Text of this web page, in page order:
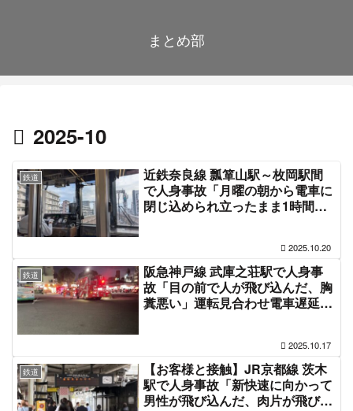
まとめ部
2025-10
鉄道
近鉄奈良線 瓢箪山駅～枚岡駅間
で人身事故「月曜の朝から電車に
閉じ込められ立ったまま1時間待
2025.10.20
鉄道
阪急神戸線 武庫之荘駅で人身事
故「目の前で人が飛び込んだ、胸
糞悪い」運転見合わせ電車遅延 #
2025.10.17
鉄道
【お客様と接触】JR京都線 茨木
駅で人身事故「新快速に向かって
男性が飛び込んだ、肉片が飛び散